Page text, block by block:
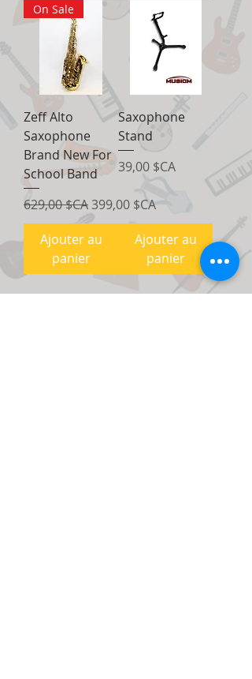
On Sale
Zeff Alto
Saxophone
Brand New For
School Band
Prix original
629,00 $CAPrix promotionnel
399,00 $CA
Ajouter au
panier
Saxophone
Stand
Prix
39,00 $CA
Ajouter au
panier